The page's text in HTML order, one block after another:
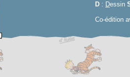
D : Dessin
Co-édition